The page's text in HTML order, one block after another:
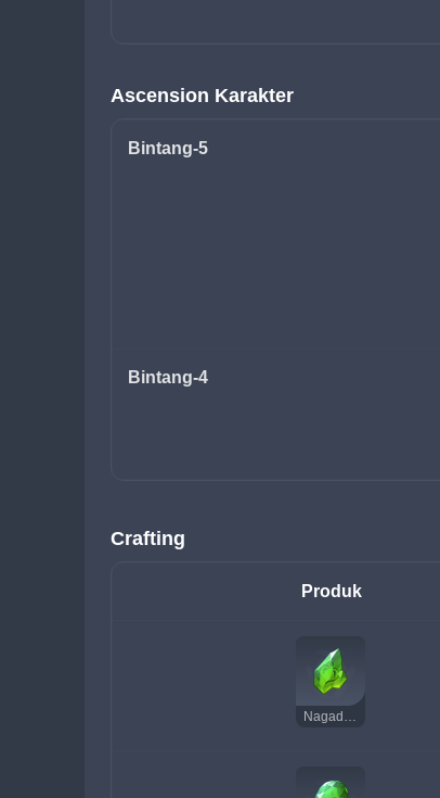
Ascension Karakter
Bintang-5
Bintang-4
Crafting
Produk
Nagadus Emerald Chunk